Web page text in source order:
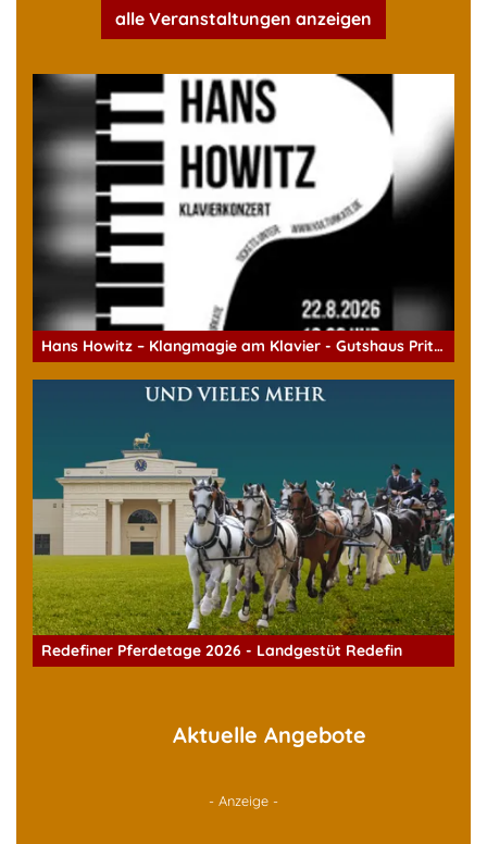
alle Veranstaltungen anzeigen
Hans Howitz – Klangmagie am Klavier - Gutshaus Pritzier
Redefiner Pferdetage 2026 - Landgestüt Redefin
Aktuelle Angebote
- Anzeige -